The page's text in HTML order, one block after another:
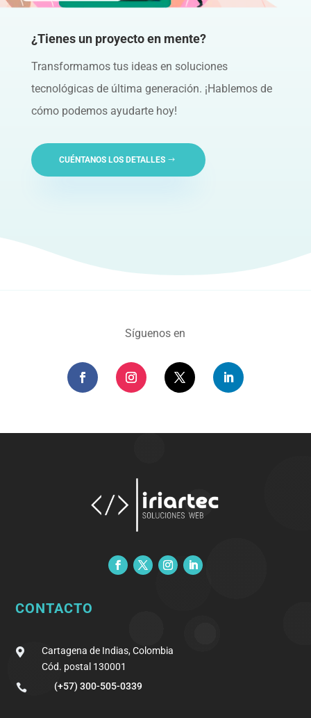
¿Tienes un proyecto en mente?
Transformamos tus ideas en soluciones
tecnológicas de última generación. ¡Hablemos de
cómo podemos ayudarte hoy!
CUÉNTANOS LOS DETALLES
Síguenos en
CONTACTO

Cartagena de Indias, Colombia
Cód. postal 130001

(+57) 300-505-0339